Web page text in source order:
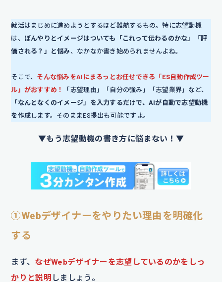
就活はまじめに進めようとするほど難航するもの。特に志望動機
は、 ぼんやりとイメージはついても「これって伝わるのかな」「評
価される？」と悩み、なかなか書き始められませんよね。
そこで、 そんな悩みをAIにまるっとお任せできる「ES自動作成ツー
ル」がおすすめ！
「志望理由」「自分の強み」「志望業界」など、
「なんとなくのイメージ」を入力するだけで、AIが自動で志望動機
を作成します。そのままES提出も可能ですよ。
▼もう志望動機の書き方に悩まない！▼
①Webデザイナーをやりたい理由を明確化
する
まず、 なぜWebデザイナーを志望しているのかをしっ
かりと説明 しましょう。